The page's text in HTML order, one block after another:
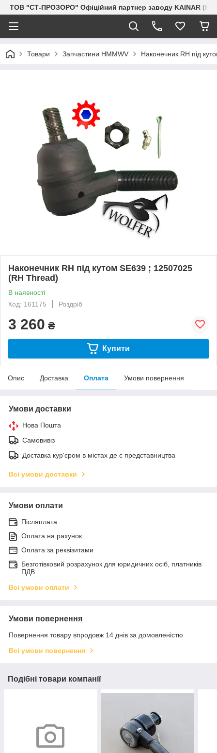
ТОВ "СТ-ПРОЗОРО" Офіційний партнер заводу KAINAR
Товари Запчастини HMMWV Наконечник RH під
Наконечник RH під кутом SE639 ; 12507025
(RH Thread)
В наявності
Код: 161175
Роздріб
3 260 ₴
Купити
Опис Доставка Оплата Умови повернення
Умови доставки
Нова Пошта
Самовивіз
Доставка кур'єром в містах де є представництва
Всі умови доставки
Умови оплати
Післяплата
Оплата на рахунок
Оплата за реквізитами
Безготівковий розрахунок для юридичних осіб, платників
ПДВ
Всі умови оплати
Умови повернення
Повернення товару впродовж 14 днів за домовленістю
Всі умови повернення
Подібні товари компанії